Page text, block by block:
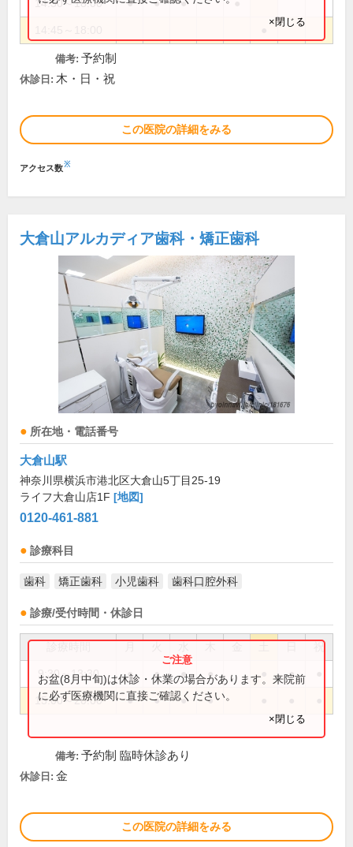
14:30～18:00 ● ● ●
×閉じる
備考: 予約制
休診日: 木・日・祝
この医院の詳細をみる
アクセス数※
大倉山アルカディア歯科・矯正歯科
所在地・電話番号
大倉山駅
神奈川県横浜市港北区大倉山5丁目25-19
ライフ大倉山店1F [地図]
0120-461-881
診療科目
歯科 矯正歯科 小児歯科 歯科口腔外科
診療/受付時間・休診日
祝
9:30～13:30 ● ● ● ● ●
15:00～20:00 ● ● ● ●
お盆(8月中旬)は休診・休業の場合があります。来院前
に必ず医療機関に直接ご確認ください。
×閉じる
備考: 予約制 臨時休診あり
休診日: 金
この医院の詳細をみる